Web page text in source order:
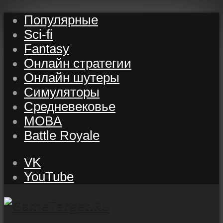
Популярные
Sci-fi
Fantasy
Онлайн стратегии
Онлайн шутеры
Симуляторы
Средневековье
MOBA
Battle Royale
VK
YouTube